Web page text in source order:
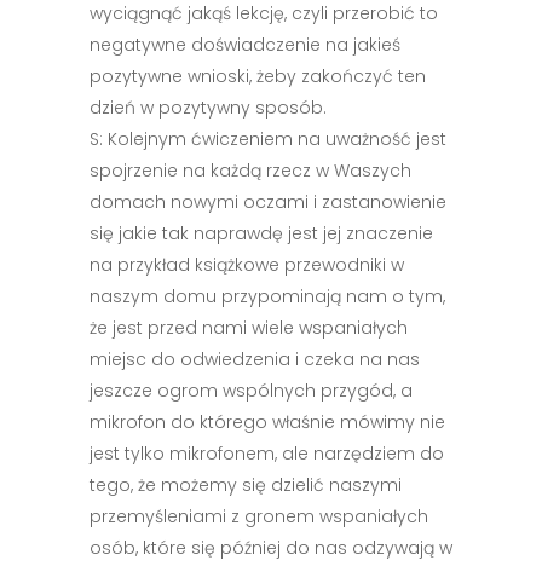
wyciągnąć jakąś lekcję, czyli przerobić to
negatywne doświadczenie na jakieś
pozytywne wnioski, żeby zakończyć ten
dzień w pozytywny sposób.
S: Kolejnym ćwiczeniem na uważność jest
spojrzenie na każdą rzecz w Waszych
domach nowymi oczami i zastanowienie
się jakie tak naprawdę jest jej znaczenie
na przykład książkowe przewodniki w
naszym domu przypominają nam o tym,
że jest przed nami wiele wspaniałych
miejsc do odwiedzenia i czeka na nas
jeszcze ogrom wspólnych przygód, a
mikrofon do którego właśnie mówimy nie
jest tylko mikrofonem, ale narzędziem do
tego, że możemy się dzielić naszymi
przemyśleniami z gronem wspaniałych
osób, które się później do nas odzywają w